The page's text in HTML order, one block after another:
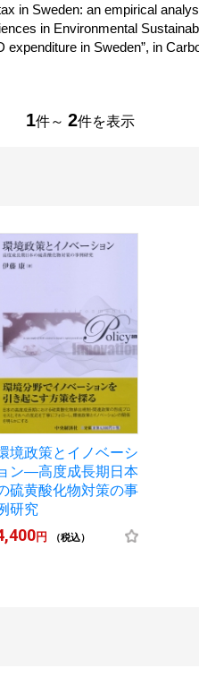
in Sweden: an empirical
in Environmental
expenditure in Sweden”, in
。 1件～ 2件を表示
境政策とイノベーシ
ン―高度成長期日本
硫黄酸化物対策の事
研究
円 （税込）